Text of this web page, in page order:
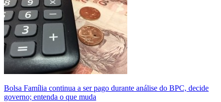
Bolsa Família continua a ser pago durante análise do BPC, decide
governo; entenda o que muda